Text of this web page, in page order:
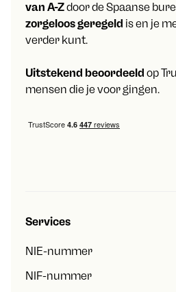
van A-Zdoor de Spaanse
zorgeloos geregeld is en je
verder kunt.
Uitstekend beoordeeld op
mensen die je voor gingen.
Services
NIE-nummer
NIF-nummer